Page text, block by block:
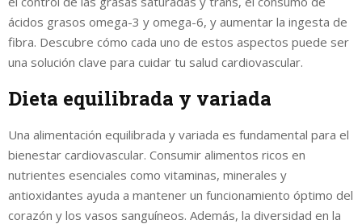
ácidos grasos omega-3 y omega-6, y aumentar la ingesta de
fibra. Descubre cómo cada uno de estos aspectos puede ser
una solución clave para cuidar tu salud cardiovascular.
Dieta equilibrada y variada
Una alimentación equilibrada y variada es fundamental para el
bienestar cardiovascular. Consumir alimentos ricos en
nutrientes esenciales como vitaminas, minerales y
antioxidantes ayuda a mantener un funcionamiento óptimo del
corazón y los vasos sanguíneos. Además, la diversidad en la